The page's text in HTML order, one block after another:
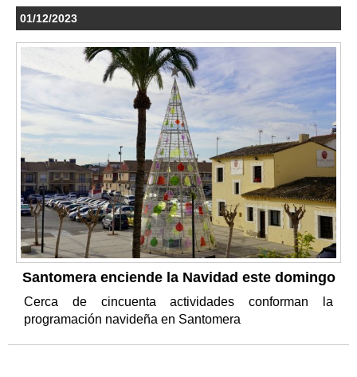
01/12/2023
Santomera enciende la Navidad este domingo
Cerca de cincuenta actividades conforman la
programación navideña en Santomera